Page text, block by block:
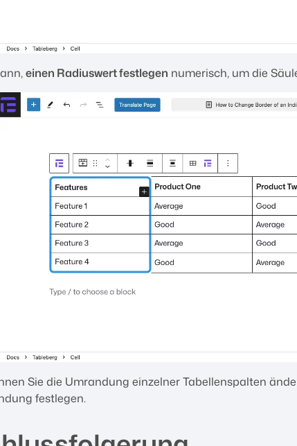
einen Radiuswert festlegen numerisch, um die
Sie die Umrandung einzelner Tabellenspalten
festlegen.